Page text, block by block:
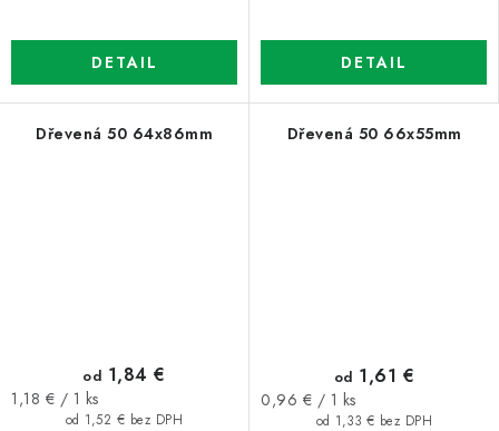
DETAIL DETAIL
Dřevená 50 64x86mm
od 1,52 € bez DPH
od 1,84 €
Jednotková
1,18 € / 1 ks
Dřevená 50 66x55mm
od 1,33 € bez DPH
od 1,61 €
Jednotková
0,96 € / 1 ks